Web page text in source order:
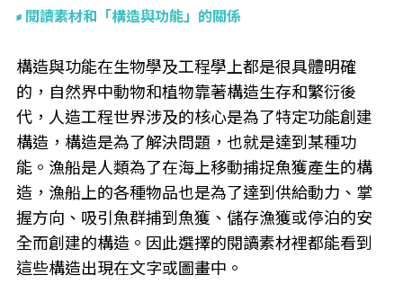
閱讀素材和「構造與功能」的關係
構造與功能在生物學及工程學上都是很具體明確
的，自然界中動物和植物靠著構造生存和繁衍後
代，人造工程世界涉及的核心是為了特定功能創建
構造，構造是為了解決問題，也就是達到某種功
能。漁船是人類為了在海上移動捕捉魚獲產生的構
造，漁船上的各種物品也是為了達到供給動力、掌
握方向、吸引魚群捕到魚獲、儲存漁獲或停泊的安
全而創建的構造。因此選擇的閱讀素材裡都能看到
這些構造出現在文字或圖畫中。